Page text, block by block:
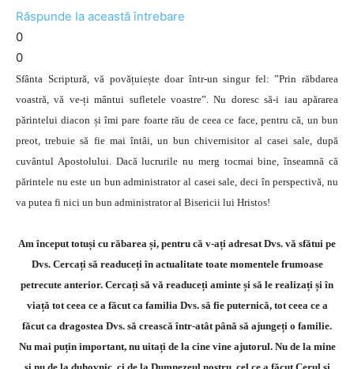
Răspunde la această întrebare
0
0
Sfânta Scriptură, vă povățuiește doar într-un singur fel: ”Prin răbdarea
voastră, vă ve-ți mântui sufletele voastre”. Nu doresc să-i iau apărarea
părintelui diacon și îmi pare foarte rău de ceea ce face, pentru că, un bun
preot, trebuie să fie mai întâi, un bun chivernisitor al casei sale, după
cuvântul Apostolului. Dacă lucrurile nu merg tocmai bine, înseamnă că
părintele nu este un bun administrator al casei sale, deci în perspectivă, nu
va putea fi nici un bun administrator al Bisericii lui Hristos!
Am început totuși cu răbarea și, pentru că v-ați adresat Dvs. vă sfătui pe
Dvs. Cercați să readuceți în actualitate toate momentele frumoase
petrecute anterior. Cercați să vă readuceți aminte și să le realizați și în
viață tot ceea ce a făcut ca familia Dvs. să fie puternică, tot ceea ce a
făcut ca dragostea Dvs. să crească într-atât până să ajungeți o familie.
Nu mai puțin important, nu uitați de la cine vine ajutorul. Nu de la mine